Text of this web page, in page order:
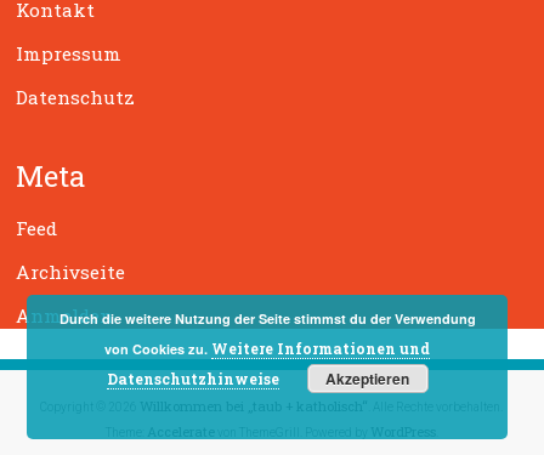
Kontakt
Impressum
Datenschutz
Meta
Feed
Archivseite
Anmelden
Durch die weitere Nutzung der Seite stimmst du der Verwendung
von Cookies zu. Weitere Informationen und
Datenschutzhinweise
Akzeptieren